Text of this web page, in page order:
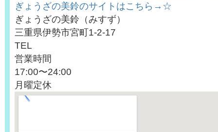
ぎょうざの美鈴のサイトはこちら→☆
ぎょうざの美鈴（みすず）
三重県伊勢市宮町1-2-17
TEL
営業時間
17:00〜24:00
月曜定休